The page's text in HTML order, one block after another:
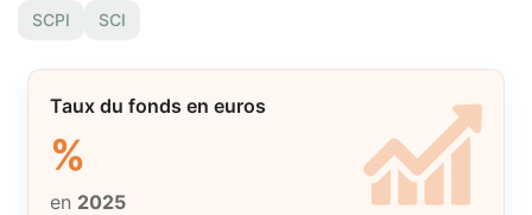
SCPI SCI
Taux du fonds en euros
%
en 2025